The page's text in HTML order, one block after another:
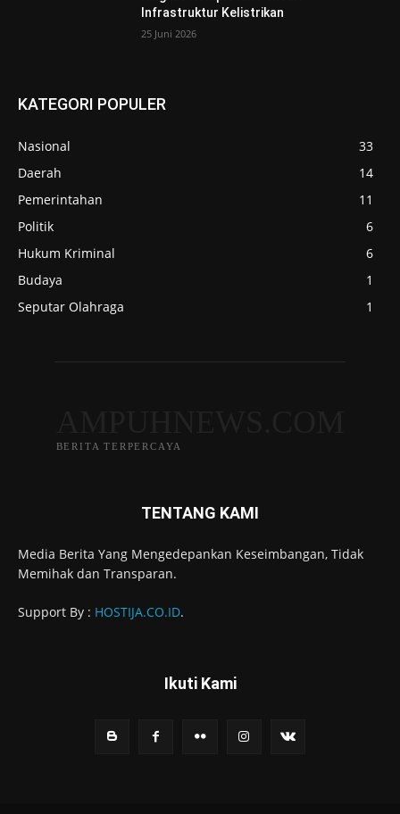
Infrastruktur Kelistrikan
25 Juni 2026
KATEGORI POPULER
Nasional
33
Daerah
14
Pemerintahan
11
Politik
6
Hukum Kriminal
6
Budaya
1
Seputar Olahraga
1
BERITA TERPERCAYA
TENTANG KAMI
Media Berita Yang Mengedepankan Keseimbangan, Tidak
Memihak dan Transparan.
Support By : HOSTIJA.CO.ID.
Ikuti Kami